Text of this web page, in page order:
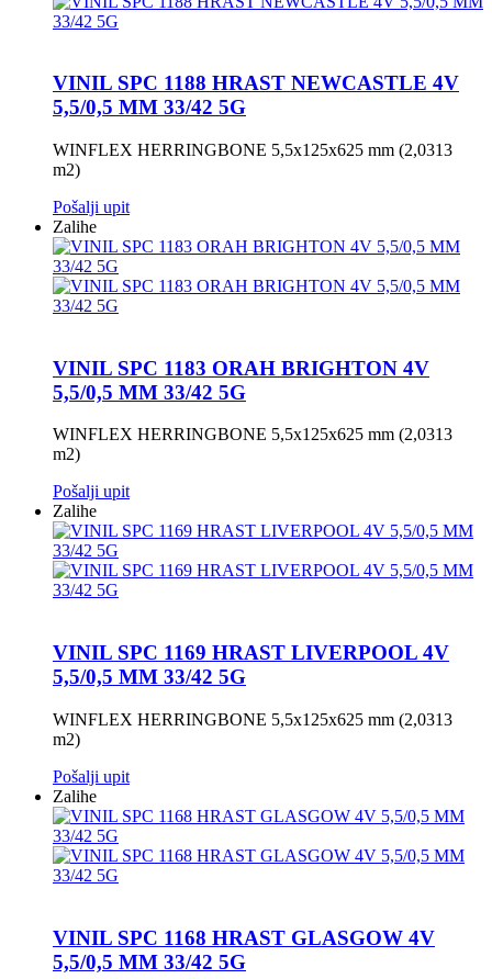
VINIL SPC 1188 HRAST NEWCASTLE 4V
5,5/0,5 MM 33/42 5G
WINFLEX HERRINGBONE 5,5x125x625 mm (2,0313
m2)
Pošalji upit
Zalihe
VINIL SPC 1183 ORAH BRIGHTON 4V
5,5/0,5 MM 33/42 5G
WINFLEX HERRINGBONE 5,5x125x625 mm (2,0313
m2)
Pošalji upit
Zalihe
VINIL SPC 1169 HRAST LIVERPOOL 4V
5,5/0,5 MM 33/42 5G
WINFLEX HERRINGBONE 5,5x125x625 mm (2,0313
m2)
Pošalji upit
Zalihe
VINIL SPC 1168 HRAST GLASGOW 4V
5,5/0,5 MM 33/42 5G